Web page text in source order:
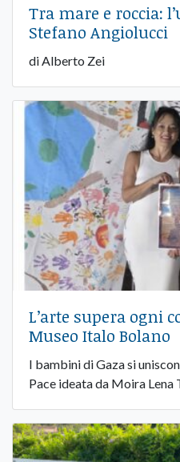
Tra mare e roccia:
Stefano Angiolucci
di Alberto Zei
​L’arte supera ogni
Museo Italo Bolano
I bambini di Gaza si
Pace ideata da Moira Lena